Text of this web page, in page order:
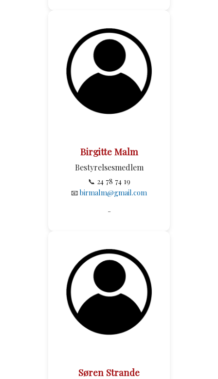
Birgitte Malm
Bestyrelsesmedlem
📞 24 78 74 19
📧birmalm@gmail.com
-
Søren Strande